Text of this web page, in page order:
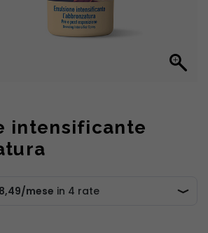
intensificante